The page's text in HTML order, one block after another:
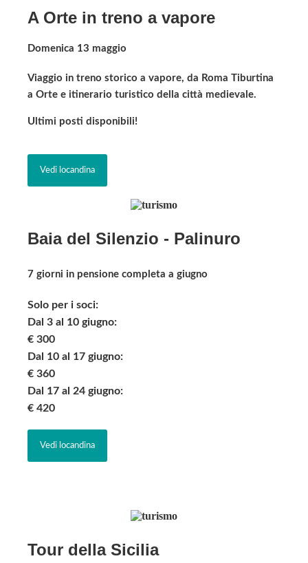
A Orte in treno a vapore
Domenica 13 maggio
Viaggio in treno storico a vapore, da Roma Tiburtina
a Orte e itinerario turistico della città medievale.
Ultimi posti disponibili!
Vedi locandina
Baia del Silenzio - Palinuro
7 giorni in pensione completa a giugno
Solo per i soci:
Dal 3 al 10 giugno:
€ 300
Dal 10 al 17 giugno:
€ 360
Dal 17 al 24 giugno:
€ 420
Vedi locandina
Tour della Sicilia